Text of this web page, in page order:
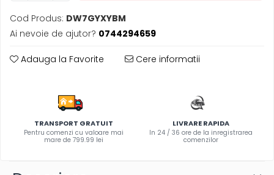
Jucarii de plus
Motociclete de jucarie
Papusi
Cod Produs: DW7GYXYBM
Ai nevoie de ajutor? 0744294659
Adauga la Favorite Cere informatii
TRANSPORT GRATUIT
Pentru comenzi cu valoare mai
mare de 799.99 lei
LIVRARE RAPIDA
In 24 / 36 ore de la inregistrarea
comenzilor